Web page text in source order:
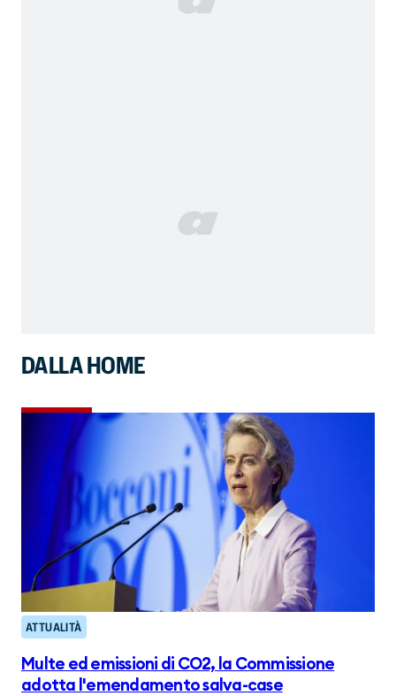
DALLA HOME
ATTUALITÀ
Multe ed emissioni di CO2, la Commissione
adotta l'emendamento salva-case